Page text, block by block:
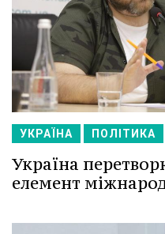
УКРАЇНА ПОЛІТИКА
Україна
елемент